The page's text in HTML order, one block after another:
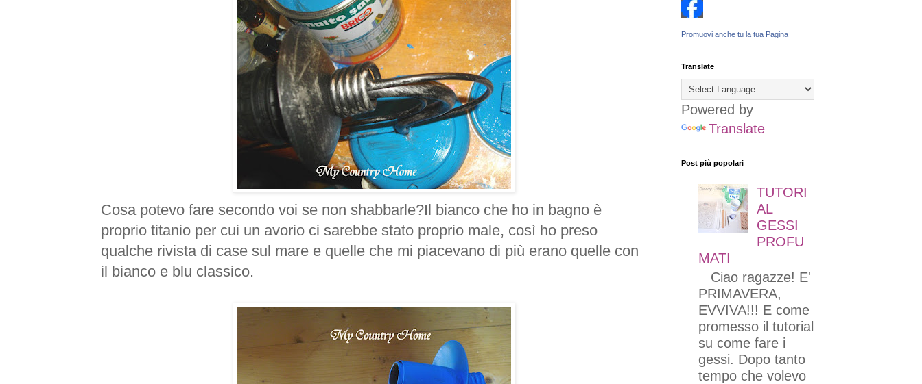
Cosa potevo fare secondo voi se non shabbarle?Il bianco che ho in bagno è
proprio titanio per cui un avorio ci sarebbe stato proprio male, così ho preso
qualche rivista di case sul mare e quelle che mi piacevano di più erano quelle con
il bianco e blu classico.
Promuovi anche tu la tua Pagina
Translate
Powered by
Translate
Post più popolari
TUTORI
AL
GESSI
PROFU
MATI
Ciao ragazze! E'
PRIMAVERA,
EVVIVA!!! E come
promesso il tutorial
su come fare i
gessi. Dopo tanto
tempo che volevo